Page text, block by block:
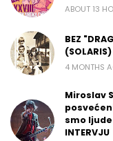
ABOUT 13
BEZ
4 MONTHS
Miroslav
smo
INTERVJU